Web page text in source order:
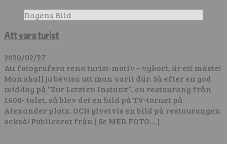
Dagens Bild
Att vara turist
2020/02/27
Att fotografera rena turist-motiv – vykort, är ett måste!
Man skall ju bevisa att man varit där. Så efter en god
middag på ”Zur Letzten Instanz”, en restaurang från
1600- talet, så blev det en bild på TV-tornet på
Alexander platz. OCH givetvis en bild på restaurangen
också! Publicerat från [ Se MER FOTO… ]